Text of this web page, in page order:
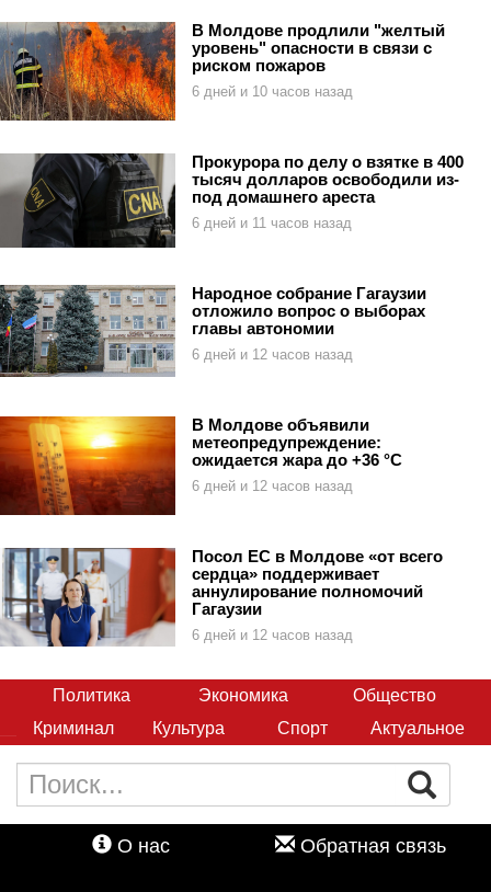
В Молдове продлили "желтый
уровень" опасности в связи с
риском пожаров
6 дней и 10 часов назад
Прокурора по делу о взятке в 400
тысяч долларов освободили из-
под домашнего ареста
6 дней и 11 часов назад
Народное собрание Гагаузии
отложило вопрос о выборах
главы автономии
6 дней и 12 часов назад
В Молдове объявили
метеопредупреждение:
ожидается жара до +36 °C
6 дней и 12 часов назад
Посол ЕС в Молдове «от всего
сердца» поддерживает
аннулирование полномочий
Гагаузии
6 дней и 12 часов назад
Политика Экономика
Общество
Криминал
Культура Спорт Актуальное
О нас Обратная связь